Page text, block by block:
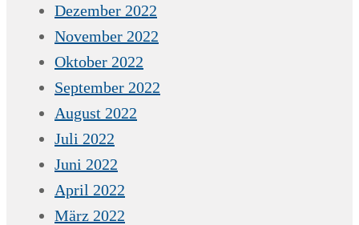
Dezember 2022
November 2022
Oktober 2022
September 2022
August 2022
Juli 2022
Juni 2022
April 2022
März 2022